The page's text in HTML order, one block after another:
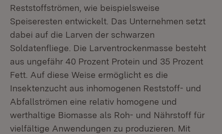
Reststoffströmen, wie beispielsweise
Speiseresten entwickelt. Das Unternehmen setzt
dabei auf die Larven der schwarzen
Soldatenfliege. Die Larventrockenmasse besteht
aus ungefähr 40 Prozent Protein und 35 Prozent
Fett. Auf diese Weise ermöglicht es die
Insektenzucht aus inhomogenen Reststoff- und
Abfallströmen eine relativ homogene und
werthaltige Biomasse als Roh- und Nährstoff für
vielfältige Anwendungen zu produzieren. Mit